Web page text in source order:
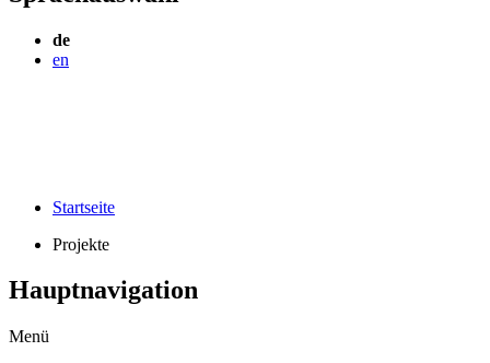
de
en
Startseite
Projekte
Hauptnavigation
Menü